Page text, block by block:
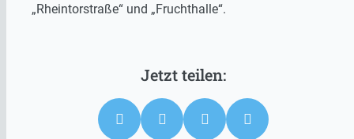
„Rheintorstraße“ und „Fruchthalle“.